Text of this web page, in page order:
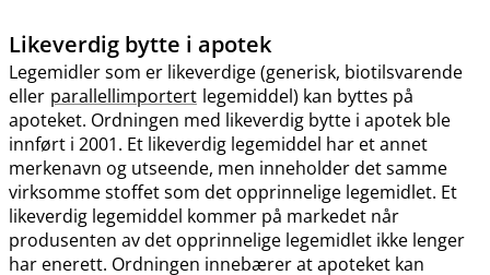
Likeverdig bytte i apotek
Legemidler som er likeverdige (generisk, biotilsvarende
eller parallellimportert legemiddel) kan byttes på
apoteket. Ordningen med likeverdig bytte i apotek ble
innført i 2001. Et likeverdig legemiddel har et annet
merkenavn og utseende, men inneholder det samme
virksomme stoffet som det opprinnelige legemidlet. Et
likeverdig legemiddel kommer på markedet når
produsenten av det opprinnelige legemidlet ikke lenger
har enerett. Ordningen innebærer at apoteket kan